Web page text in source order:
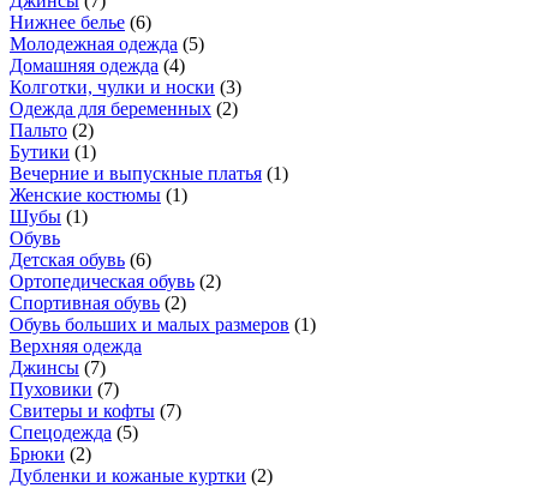
Нижнее белье (6)
Молодежная одежда (5)
Домашняя одежда (4)
Колготки, чулки и носки (3)
Одежда для беременных (2)
Пальто (2)
Бутики (1)
Вечерние и выпускные платья (1)
Женские костюмы (1)
Шубы (1)
Обувь
Детская обувь (6)
Ортопедическая обувь (2)
Спортивная обувь (2)
Обувь больших и малых размеров (1)
Верхняя одежда
Джинсы (7)
Пуховики (7)
Свитеры и кофты (7)
Спецодежда (5)
Брюки (2)
Дубленки и кожаные куртки (2)